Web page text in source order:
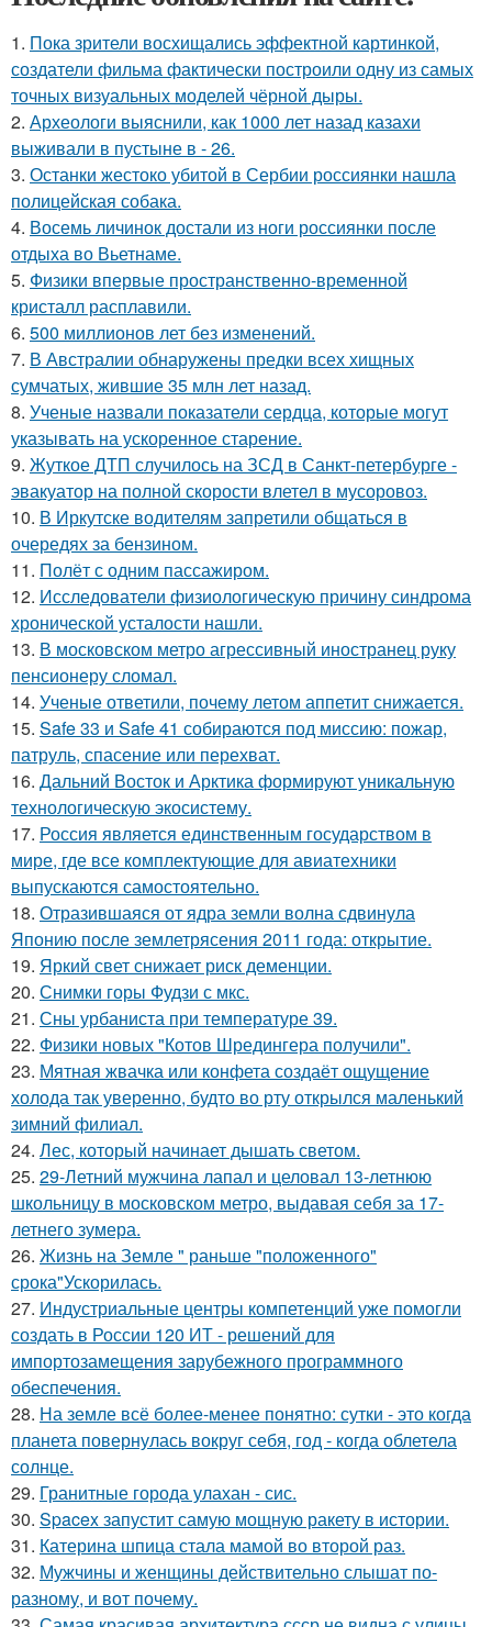
1. Пока зрители восхищались эффектной картинкой,
создатели фильма фактически построили одну из самых
точных визуальных моделей чёрной дыры.
2. Археологи выяснили, как 1000 лет назад казахи
выживали в пустыне в - 26.
3. Останки жестоко убитой в Сербии россиянки нашла
полицейская собака.
4. Восемь личинок достали из ноги россиянки после
отдыха во Вьетнаме.
5. Физики впервые пространственно-временной
кристалл расплавили.
6. 500 миллионов лет без изменений.
7. В Австралии обнаружены предки всех хищных
сумчатых, жившие 35 млн лет назад.
8. Ученые назвали показатели сердца, которые могут
указывать на ускоренное старение.
9. Жуткое ДТП случилось на ЗСД в Санкт-петербурге -
эвакуатор на полной скорости влетел в мусоровоз.
10. В Иркутске водителям запретили общаться в
очередях за бензином.
11. Полёт с одним пассажиром.
12. Исследователи физиологическую причину синдрома
хронической усталости нашли.
13. В московском метро агрессивный иностранец руку
пенсионеру сломал.
14. Ученые ответили, почему летом аппетит снижается.
15. Safe 33 и Safe 41 собираются под миссию: пожар,
патруль, спасение или перехват.
16. Дальний Восток и Арктика формируют уникальную
технологическую экосистему.
17. Россия является единственным государством в
мире, где все комплектующие для авиатехники
выпускаются самостоятельно.
18. Отразившаяся от ядра земли волна сдвинула
Японию после землетрясения 2011 года: открытие.
19. Яркий свет снижает риск деменции.
20. Снимки горы Фудзи с мкс.
21. Сны урбаниста при температуре 39.
22. Физики новых "Котов Шредингера получили".
23. Мятная жвачка или конфета создаёт ощущение
холода так уверенно, будто во рту открылся маленький
зимний филиал.
24. Лес, который начинает дышать светом.
25. 29-Летний мужчина лапал и целовал 13-летнюю
школьницу в московском метро, выдавая себя за 17-
летнего зумера.
26. Жизнь на Земле " раньше "положенного"
срока"Ускорилась.
27. Индустриальные центры компетенций уже помогли
создать в России 120 ИТ - решений для
импортозамещения зарубежного программного
обеспечения.
28. На земле всё более-менее понятно: сутки - это когда
планета повернулась вокруг себя, год - когда облетела
солнце.
29. Гранитные города улахан - сис.
30. Spacex запустит самую мощную ракету в истории.
31. Катерина шпица стала мамой во второй раз.
32. Мужчины и женщины действительно слышат по-
разному, и вот почему.